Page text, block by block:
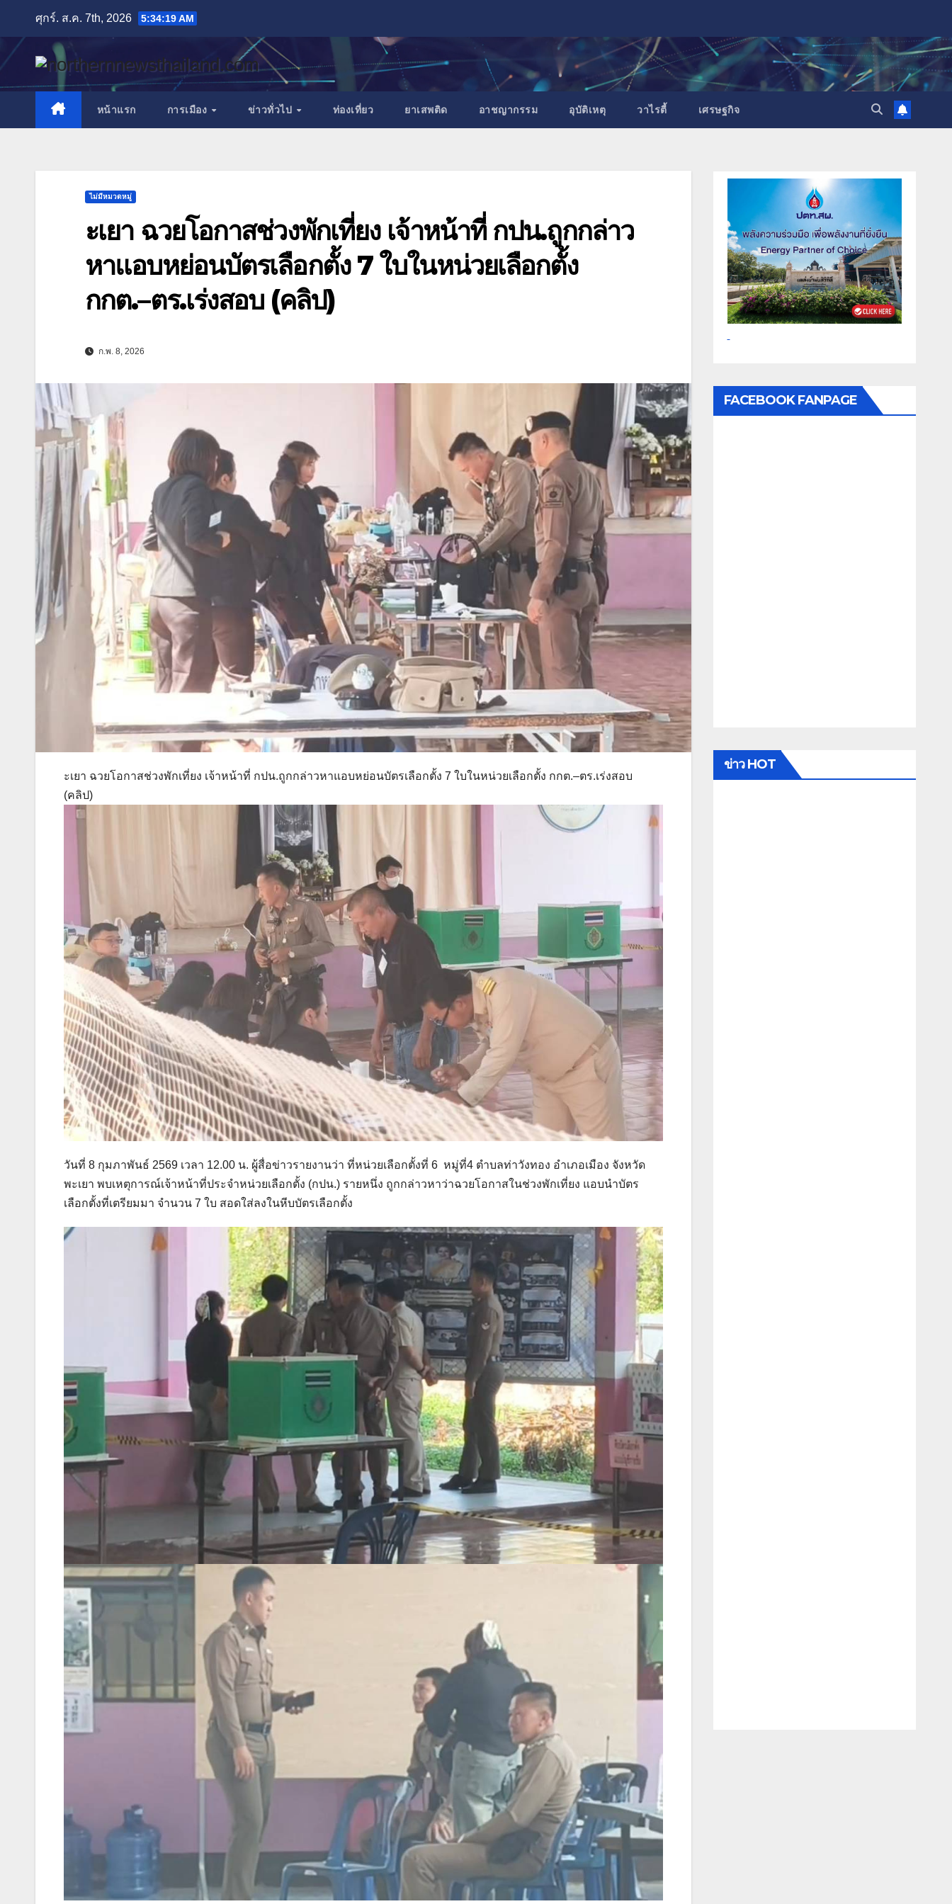
content
ศุกร์. ส.ค. 7th, 2026 5:34:21 AM
หน้าแรก การเมือง ข่าวทั่วไป ท่องเที่ยว ยาเสพติด อาชญากรรม อุบัติเหตุ วาไรตี้ เศรษฐกิจ
ไม่มีหมวดหมู่
ะเยา ฉวยโอกาสช่วงพักเที่ยง เจ้าหน้าที่ กปน.ถูกกล่าว
หาแอบหย่อนบัตรเลือกตั้ง 7 ใบในหน่วยเลือกตั้ง
กกต.–ตร.เร่งสอบ (คลิป)
ก.พ. 8, 2026
ะเยา ฉวยโอกาสช่วงพักเที่ยง เจ้าหน้าที่ กปน.ถูกกล่าวหาแอบหย่อนบัตรเลือกตั้ง 7 ใบในหน่วยเลือกตั้ง กกต.–ตร.เร่งสอบ
(คลิป)
วันที่ 8 กุมภาพันธ์ 2569 เวลา 12.00 น. ผู้สื่อข่าวรายงานว่า ที่หน่วยเลือกตั้งที่ 6 หมู่ที่4 ตำบลท่าวังทอง อำเภอเมือง จังหวัด
พะเยา พบเหตุการณ์เจ้าหน้าที่ประจำหน่วยเลือกตั้ง (กปน.) รายหนึ่ง ถูกกล่าวหาว่าฉวยโอกาสในช่วงพักเที่ยง แอบนำบัตร
เลือกตั้งที่เตรียมมา จำนวน 7 ใบ สอดใส่ลงในหีบบัตรเลือกตั้ง
FACEBOOK FANPAGE
ข่าว HOT